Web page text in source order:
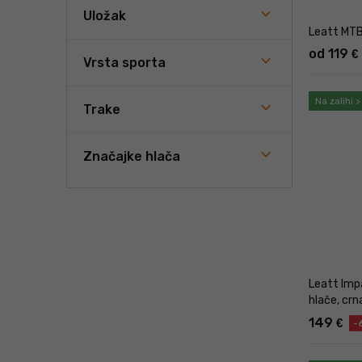
Uložak
Vrsta sporta
Trake
Značajke hlača
Leatt
od 119 €
Na zalihi
Leatt
hlače,
149 € -